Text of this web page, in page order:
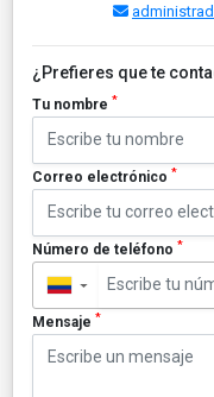
¿Prefieres que te
Tu nombre *
Correo electrónico *
Número de teléfono *
▼
Mensaje *